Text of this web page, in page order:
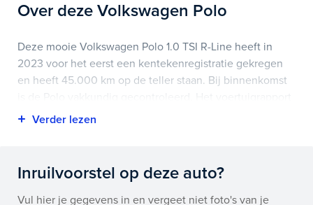
Over deze Volkswagen Polo
Deze mooie Volkswagen Polo 1.0 TSI R-Line heeft in
2023 voor het eerst een kentekenregistratie gekregen
en heeft 45.000 km op de teller staan. Bij binnenkomst
is op deze pagina bij onderhoud en historie te
Highlights van deze Volkswagen zijn onder andere
achteruitrijcamera, apple carplay/android auto, cruise
control adaptief en nog veel meer.
Inruilvoorstel op deze auto?
Vul hier je gegevens in en vergeet niet foto's van je